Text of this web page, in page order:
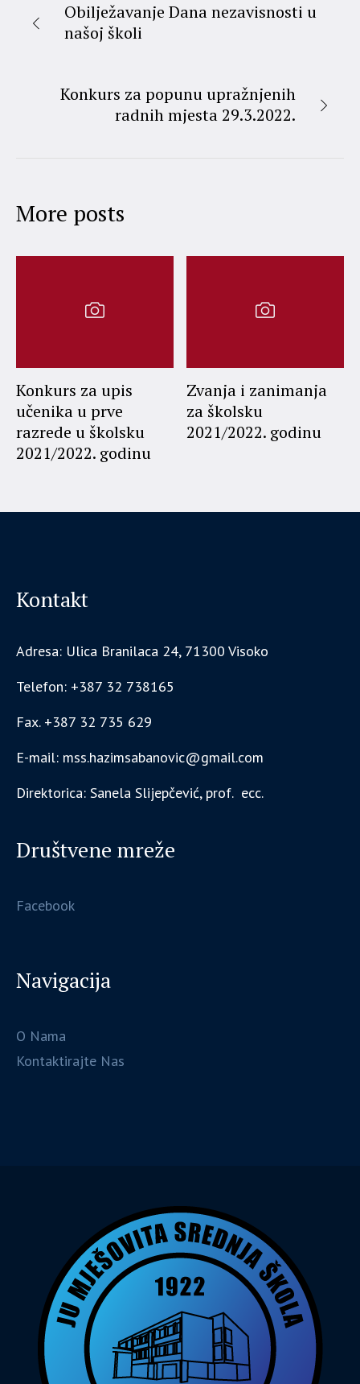
Obilježavanje Dana nezavisnosti u
našoj školi
Konkurs za popunu upražnjenih
radnih mjesta 29.3.2022.
More posts
Konkurs za upis
učenika u prve
razrede u školsku
2021/2022. godinu
Zvanja i zanimanja
za školsku
2021/2022. godinu
Kontakt
Adresa: Ulica Branilaca 24, 71300 Visoko
Telefon: +387 32 738165
Fax. +387 32 735 629
E-mail: mss.hazimsabanovic@gmail.com
Direktorica: Sanela Slijepčević, prof. ecc.
Društvene mreže
Facebook
Navigacija
O Nama
Kontaktirajte Nas